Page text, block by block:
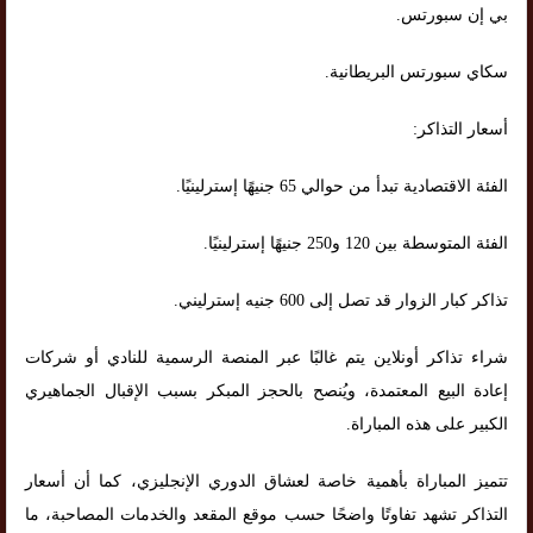
بي إن سبورتس.
سكاي سبورتس البريطانية.
أسعار التذاكر:
الفئة الاقتصادية تبدأ من حوالي 65 جنيهًا إسترلينيًا.
الفئة المتوسطة بين 120 و250 جنيهًا إسترلينيًا.
تذاكر كبار الزوار قد تصل إلى 600 جنيه إسترليني.
شراء تذاكر أونلاين يتم غالبًا عبر المنصة الرسمية للنادي أو شركات
إعادة البيع المعتمدة، ويُنصح بالحجز المبكر بسبب الإقبال الجماهيري
الكبير على هذه المباراة.
تتميز المباراة بأهمية خاصة لعشاق الدوري الإنجليزي، كما أن أسعار
التذاكر تشهد تفاوتًا واضحًا حسب موقع المقعد والخدمات المصاحبة، ما